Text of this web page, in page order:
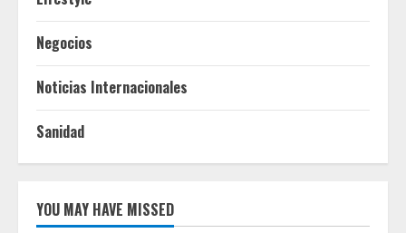
Negocios
Noticias Internacionales
Sanidad
YOU MAY HAVE MISSED